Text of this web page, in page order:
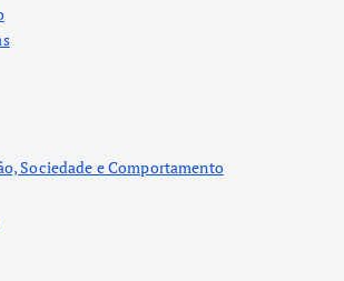
Sociedade e Comportamento